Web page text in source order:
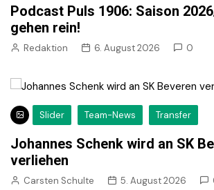
Podcast Puls 1906: Saison
gehen rein!
Redaktion 6. August 2026 0
Slider Team-News Transfer
Johannes Schenk wird an SK
verliehen
Carsten Schulte 5. August 2026